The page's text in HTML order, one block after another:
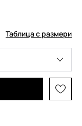
Таблица с размери